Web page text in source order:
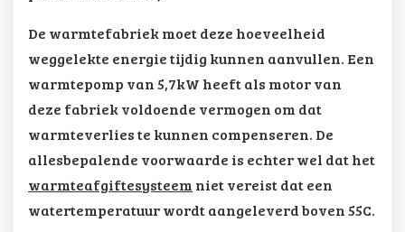
De warmtefabriek moet deze hoeveelheid
weggelekte energie tijdig kunnen aanvullen. Een
warmtepomp van 5,7kW heeft als motor van
deze fabriek voldoende vermogen om dat
warmteverlies te kunnen compenseren. De
allesbepalende voorwaarde is echter wel dat het
warmteafgiftesysteem niet vereist dat een
watertemperatuur wordt aangeleverd boven 55C.